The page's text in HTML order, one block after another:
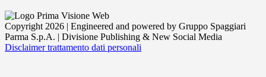
Copyright 2026 | Engineered and powered by Gruppo Spaggiari
Parma S.p.A. | Divisione Publishing & New Social Media
Disclaimer trattamento dati personali